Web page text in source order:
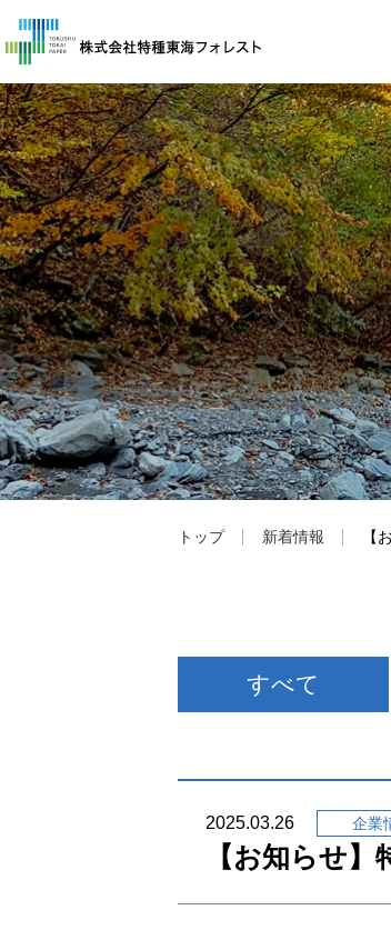
企業情報
企業概要
事業紹介
保険申し込み
トップ 新着情報 【
すべて
2025.03.26 企業
【お知らせ